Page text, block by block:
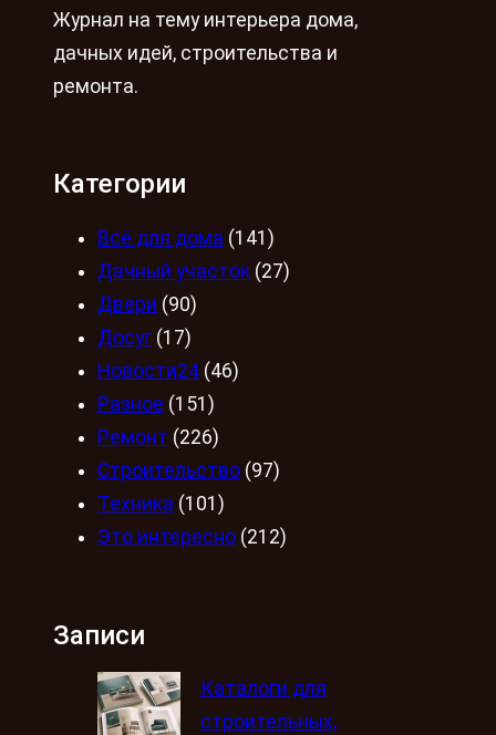
Журнал на тему интерьера дома,
дачных идей, строительства и
ремонта.
Категории
Всё для дома (141)
Дачный участок (27)
Двери (90)
Досуг (17)
Новости24 (46)
Разное (151)
Ремонт (226)
Строительство (97)
Техника (101)
Это интересно (212)
Записи
Каталоги для
строительных,